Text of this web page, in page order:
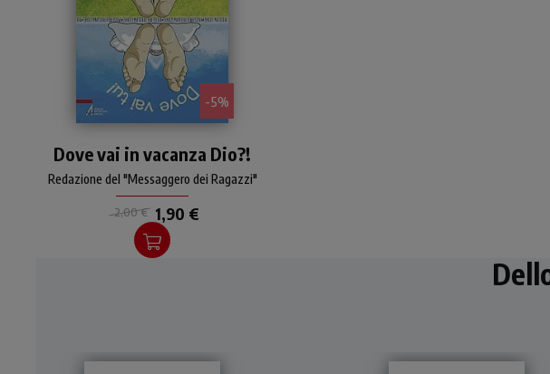
- 5%
per aiutare i ragazzi a
amici del gruppo anche a
estiva.
Redazione del "Messaggero dei Ragazzi"
Dove vai in vacanza Dio?!
2,00 € 1,90 €